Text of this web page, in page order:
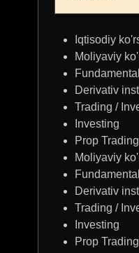
Iqtisodiy
Moliyaviy
Derivativ
Trading /
Investing
Prop Trading
Moliyaviy
Derivativ
Trading /
Investing
Prop Trading
Tarif narxi: